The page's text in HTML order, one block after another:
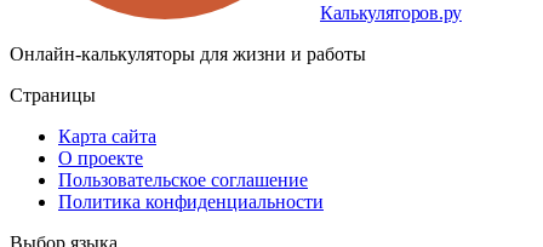
Калькуляторов.ру
Онлайн-калькуляторы для жизни и работы
Страницы
Карта сайта
О проекте
Пользовательское соглашение
Политика конфиденциальности
Выбор языка